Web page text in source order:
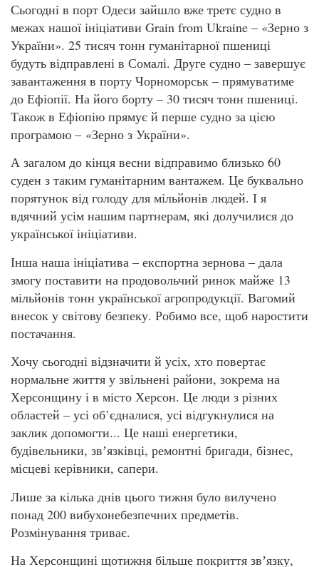
Сьогодні в порт Одеси зайшло вже третє судно в
межах нашої ініціативи Grain from Ukraine – «Зерно з
України». 25 тисяч тонн гуманітарної пшениці
будуть відправлені в Сомалі. Друге судно – завершує
завантаження в порту Чорноморськ – прямуватиме
до Ефіопії. На його борту – 30 тисяч тонн пшениці.
Також в Ефіопію прямує й перше судно за цією
програмою – «Зерно з України».
А загалом до кінця весни відправимо близько 60
суден з таким гуманітарним вантажем. Це буквально
порятунок від голоду для мільйонів людей. І я
вдячний усім нашим партнерам, які долучилися до
української ініціативи.
Інша наша ініціатива – експортна зернова – дала
змогу поставити на продовольчий ринок майже 13
мільйонів тонн української агропродукції. Вагомий
внесок у світову безпеку. Робимо все, щоб наростити
постачання.
Хочу сьогодні відзначити й усіх, хто повертає
нормальне життя у звільнені райони, зокрема на
Херсонщину і в місто Херсон. Це люди з різних
областей – усі об’єдналися, усі відгукнулися на
заклик допомогти... Це наші енергетики,
будівельники, звʼязківці, ремонтні бригади, бізнес,
місцеві керівники, сапери.
Лише за кілька днів цього тижня було вилучено
понад 200 вибухонебезпечних предметів.
Розмінування триває.
На Херсонщині щотижня більше покриття звʼязку,